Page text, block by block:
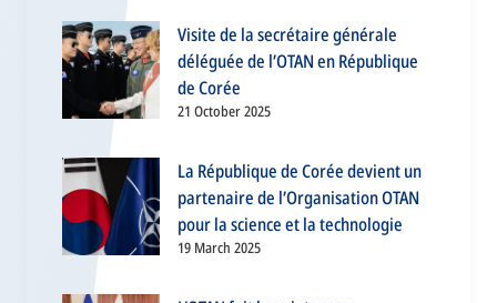
Visite de la secrétaire générale
déléguée de l’OTAN en République
de Corée
21 October 2025
La République de Corée devient un
partenaire de l’Organisation OTAN
pour la science et la technologie
19 March 2025